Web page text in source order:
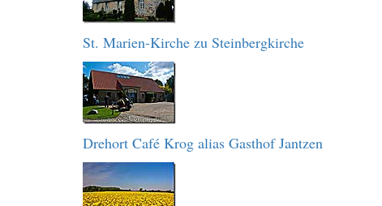
St. Marien-Kirche zu Steinbergkirche
Drehort Café Krog alias Gasthof Jantzen